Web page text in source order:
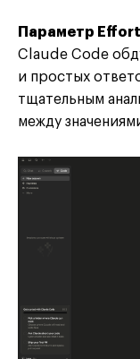
Параметр Effort
Claude Code
и простых
тщательным
между